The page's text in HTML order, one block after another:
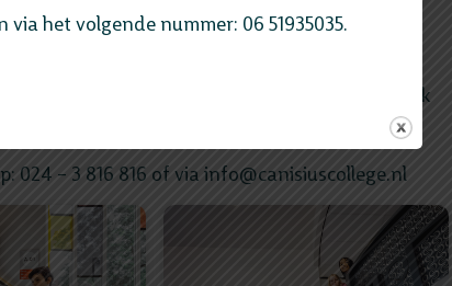
tijdens het Open Huis: we maken er een
de
en check
024 – 3 816 816 of via info@canisiuscollege.nl
het volgende nummer: 06 51935035.